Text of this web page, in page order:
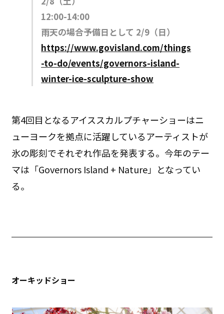
12:00-14:00
雨天の場合予備日として 2/9（日）
https://www.govisland.com/things
-to-do/events/governors-island-
winter-ice-sculpture-show
第4回目となるアイススカルプチャーショーはニ
ューヨークを拠点に活躍しているアーティストが
氷の彫刻でそれぞれ作品を発表する。今年のテー
マは「Governors Island + Nature」となってい
る。
オーキッドショー